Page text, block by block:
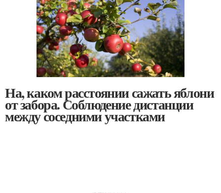
На, каком расстоянии сажать яблони
от забора. Соблюдение дистанции
между соседними участками